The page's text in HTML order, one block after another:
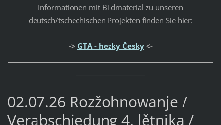
Informationen mit Bildmaterial zu unseren
deutsch/tschechischen Projekten finden Sie hier:
-> GTA - hezky Česky <-
02.07.26 Rozžohnowanje /
Verabschiedung 4. lětnika /